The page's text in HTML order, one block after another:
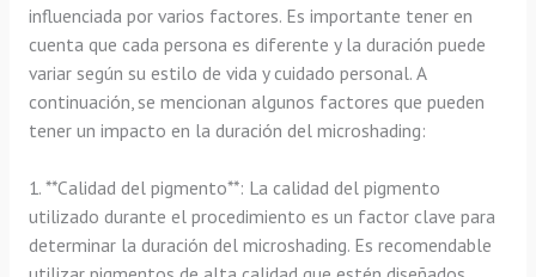
influenciada por varios factores. Es importante tener en
cuenta que cada persona es diferente y la duración puede
variar según su estilo de vida y cuidado personal. A
continuación, se mencionan algunos factores que pueden
tener un impacto en la duración del microshading:
1. **Calidad del pigmento**: La calidad del pigmento
utilizado durante el procedimiento es un factor clave para
determinar la duración del microshading. Es recomendable